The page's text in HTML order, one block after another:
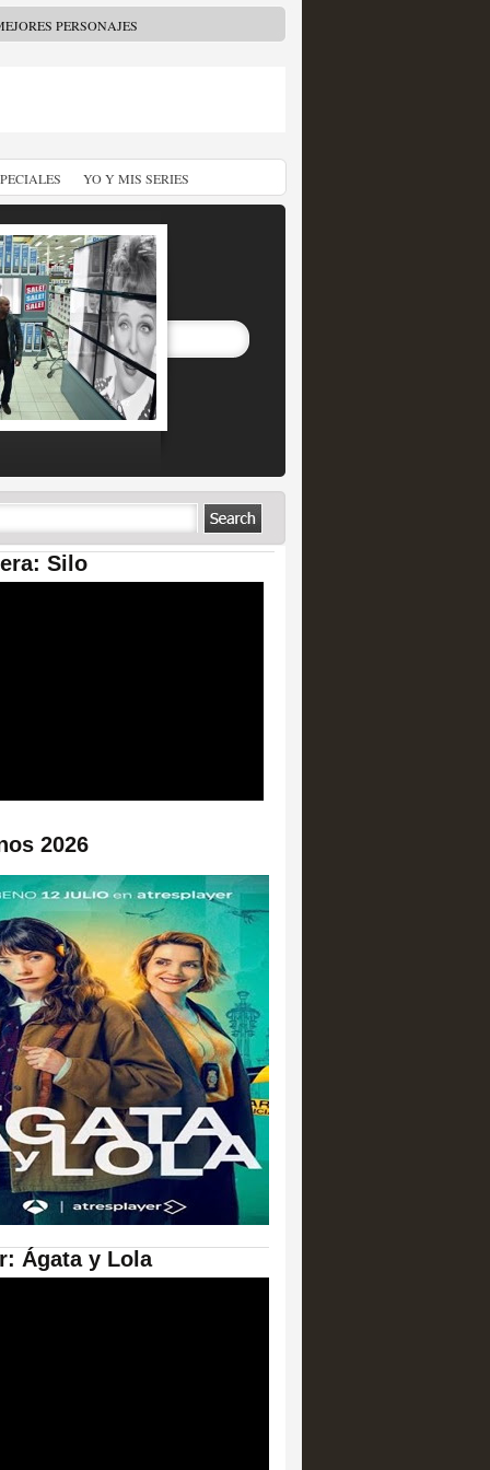
PERSONAJES
YO Y MIS SERIES
Silo
2026
Ágata y Lola